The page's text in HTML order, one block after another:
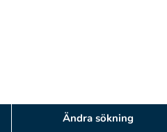
Ändra sökning